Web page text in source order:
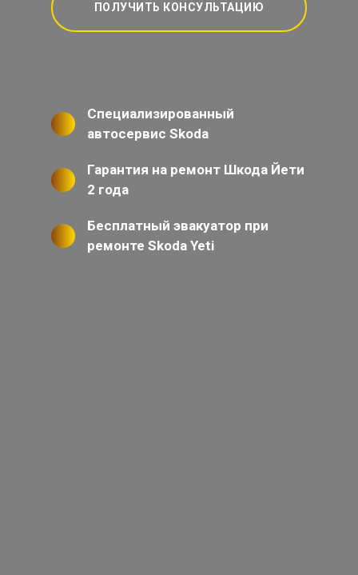
ПОЛУЧИТЬ КОНСУЛЬТАЦИЮ
Специализированный
автосервис Skoda
Гарантия на ремонт Шкода Йети
2 года
Бесплатный эвакуатор при
ремонте Skoda Yeti